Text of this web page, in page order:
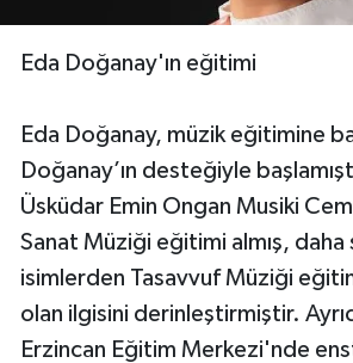
Eda Doğanay'ın eğitimi
Eda Doğanay, müzik eğitimine
Doğanay’ın desteğiyle
Üsküdar Emin Ongan Musiki
Sanat Müziği eğitimi almış, daha
isimlerden Tasavvuf Müziği
olan ilgisini derinleştirmiştir.
Erzincan Eğitim Merkezi'nde